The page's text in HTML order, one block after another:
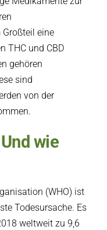
Großteil eine
THC und CBD
gehören
sind
von der
wie
(WHO) ist
Todesursache. Es
weltweit zu 9,6